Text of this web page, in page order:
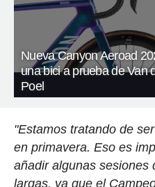
Nueva Canyon Aeroad
una bici a prueba de Van
Poel
"Estamos tratando de
en primavera. Eso es
añadir algunas sesiones
largas, ya que el